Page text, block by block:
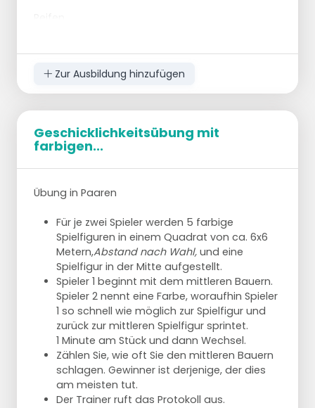
ist sie. Machen Sie die Übung also kürzer
(weniger Hütchen oder eine Reihe mit 2 statt 3
sitzen lassen.
Mehr Herausforderungen
Je länger die Übung dauert, desto schwieriger
wird sie. Dies kann dadurch geschehen, dass
mehr Mützen hin- und hergebracht werden und
dass mehr Kinder hinzukommen, aber auch
durch zusätzliche Aufgaben. Nehmen Sie zum
Beispiel zuerst eine Mütze hinter dem Rücken
oder unter den Beinen.
Achten Sie darauf, dass die Übung nicht zu
lange dauert, es ist besser, sie nach einer
halben Minute Pause zu wiederholen.
Fahren Sie 5x durch die Reifen und halten Sie
jeden Sprung 3 Sekunden lang.
einen nach rechts.
Zur Ausbildung hinzufügen
Geschicklichkeitsübung mit
farbigen...
Übung in Paaren
Für je zwei Spieler werden 5 farbige
Spielfiguren in einem Quadrat von ca. 6x6
Metern,Abstand nach Wahl, und eine
Spielfigur in der Mitte aufgestellt.
Spieler 1 beginnt mit dem mittleren Bauern.
Spieler 2 nennt eine Farbe, woraufhin Spieler
1 so schnell wie möglich zur Spielfigur und
zurück zur mittleren Spielfigur sprintet.
1 Minute am Stück und dann Wechsel.
Zählen Sie, wie oft Sie den mittleren Bauern
schlagen. Gewinner ist derjenige, der dies
am meisten tut.
Der Trainer ruft das Protokoll aus.